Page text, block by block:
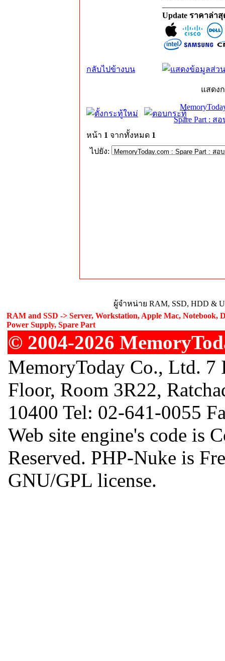
Update ราคาล่า
กลับไปข้างบน
แสดง
Spare Part : ส
หน้า 1 จากทั้งหมด 1
ไปยัง:
ผู้จำหน่าย RAM, SSD, HDD &
RAM and SSD -> Server, Workstation, Apple Mac, Notebook,
Power Supply, Spare Part
© 2004-2026
MemoryToday Co., Ltd.
Floor, Room 3R22,
10400 Tel: 02-641-0055
Web site engine's code is
Reserved. PHP-Nuke is
GNU/GPL license.